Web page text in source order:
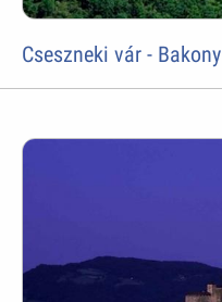
Cseszneki vár - Bakony